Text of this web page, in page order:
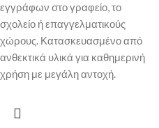
εγγράφων στο γραφείο, το
σχολείο ή επαγγελματικούς
χώρους. Κατασκευασμένο από
ανθεκτικά υλικά για καθημερινή
χρήση με μεγάλη αντοχή.